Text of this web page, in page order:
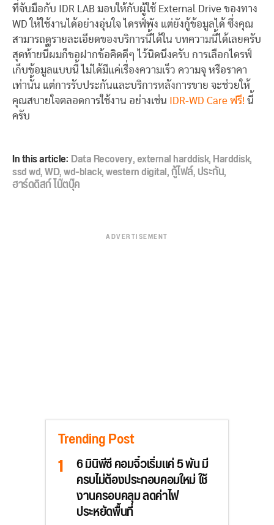
ที่จับมือกับ IDR LAB มอบให้กับผู้ใช้ External Drive ของทาง
WD ให้ใช้งานได้อย่างอุ่นใจ ไดรฟ์พัง แต่ยังกู้ข้อมูลได้ ซึ่งคุณ
สามารถดูรายละเอียดของบริการนี้ได้ใน บทความนี้ได้เลยครับ
สุดท้ายนี้ผมก็ขอฝากข้อคิดดีๆ ไว้นิดนึงครับ การเลือกไดรฟ์
เก็บข้อมูลแบบนี้ ไม่ได้มีแค่เรื่องความเร็ว ความจุ หรือราคา
เท่านั้น แต่การรับประกันและบริการหลังการขาย จะช่วยให้
คุณสบายใจตลอดการใช้งาน อย่างเช่น
IDR-WD Care ฟรี! นี้
ครับ
In this article:Data Recovery,external harddisk,Harddisk,
ssd wd,WD,wd-black,western digital,กู้ไฟล์,ประกัน,
ฮาร์ดดิสก์ โน๊ตบุ๊ค
ADVERTISEMENT
Trending Post
6 มินิพีซี คอมจิ๋วเริ่มแค่ 5 พัน มี
ครบไม่ต้องประกอบคอมใหม่ ใช้
งานครอบคลุม ลดค่าไฟ
ประหยัดพื้นที่